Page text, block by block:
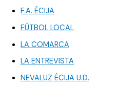
F.A. ÉCIJA
FÚTBOL LOCAL
LA COMARCA
LA ENTREVISTA
NEVALUZ ÉCIJA U.D.